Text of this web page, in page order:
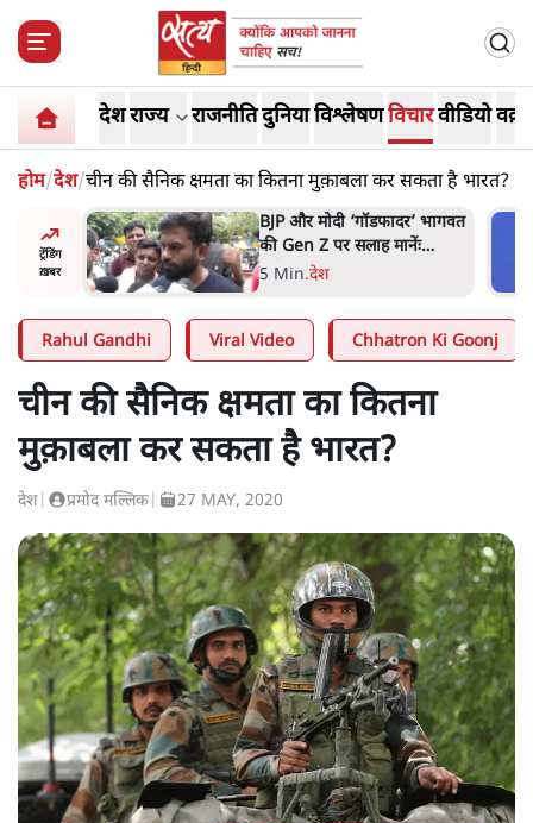
देशराज्य राजनीतिदुनियाविश्लेषणविचारवीडियो
होम/देश/चीन की सैनिक क्षमता का कितना मुक़ाबला कर सकता है भारत?
ट्रेंडिंग
ख़बर
भागवत
मार्क ज़करबर्ग का माफीनामाः ये
बहुत अंदर की बात है
9 Min.विश्लेषण
Rahul Gandhi Viral Video Chhatron Ki Goonj
चीन की सैनिक क्षमता का कितना
मुक़ाबला कर सकता है भारत?
देश प्रमोद मल्लिक 27 MAY, 2020